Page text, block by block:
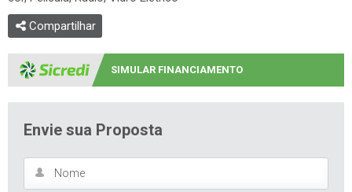
Compartilhar
SIMULAR FINANCIAMENTO
Envie sua Proposta